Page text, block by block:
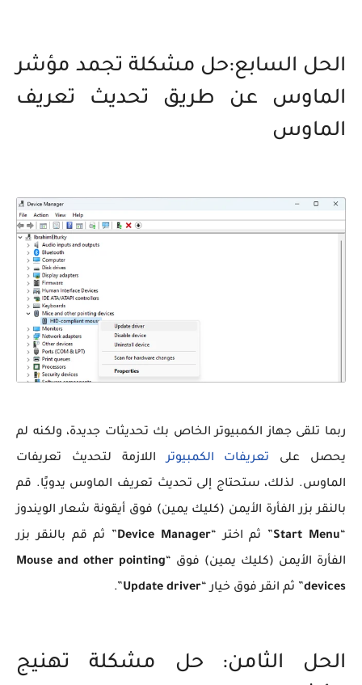
الحل السابع:حل مشكلة تجمد مؤشر
الماوس عن طريق تحديث تعريف
الماوس
ربما تلقى جهاز الكمبيوتر الخاص بك تحديثات جديدة، ولكنه لم
يحصل على تعريفات الكمبيوتراللازمة لتحديث تعريفات
الماوس. لذلك، ستحتاج إلى تحديث تعريف الماوس يدويًا. قم
بالنقر بزر الفأرة الأيمن (كليك يمين) فوق أيقونة شعار الويندوز
“
Start Menu” ثم اختر “Device Manager” ثم قم بالنقر بزر
الفأرة الأيمن (كليك يمين) فوق “Mouse and other pointing
devices” ثم انقر فوق خيار “Update driver
”.
الحل الثامن: حل مشكلة تهنيج